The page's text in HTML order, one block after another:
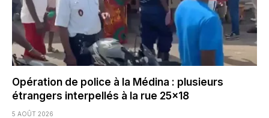
Opération de police à la Médina : plusieurs
étrangers interpellés à la rue 25×18
5 AOÛT 2026